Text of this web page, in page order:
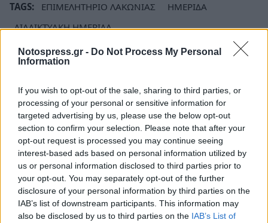
Notospress.gr - Do Not Process My Personal
Information
If you wish to opt-out of the sale, sharing to third parties, or
processing of your personal or sensitive information for
targeted advertising by us, please use the below opt-out
section to confirm your selection. Please note that after your
opt-out request is processed you may continue seeing
interest-based ads based on personal information utilized by
us or personal information disclosed to third parties prior to
your opt-out. You may separately opt-out of the further
disclosure of your personal information by third parties on the
IAB’s list of downstream participants. This information may
also be disclosed by us to third parties on the IAB’s List of
TAGS: ΕΠΙΜΕΛΗΤΗΡΙΟ ΛΑΚΩΝΙΑΣ
ΗΜΕΡΙΔΑ
ΔΙΑΔΙΚΤΥΑΚΗ ΗΜΕΡΙΔΑ